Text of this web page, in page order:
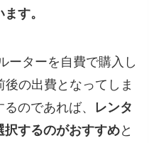
す。
ーターを自費で購入し
の出費となってしま
のであれば、 レンタ
するのがおすすめと